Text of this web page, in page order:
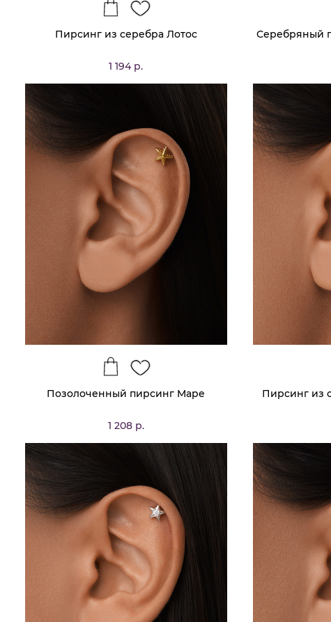
Пирсинг из серебра Лотос
1 194 р.
Серебряный
Позолоченный пирсинг Маре
1 208 р.
Пирсинг из